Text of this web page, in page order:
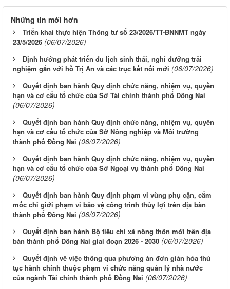
Những tin mới hơn
Triển khai thực hiện Thông tư số 23/2026/TT-BNNMT ngày
23/5/2026 (06/07/2026)
Định hướng phát triển du lịch sinh thái, nghỉ dưỡng trải
nghiệm gắn với hồ Trị An và các trục kết nối mới (06/07/2026)
Quyết định ban hành Quy định chức năng, nhiệm vụ, quyền
hạn và cơ cấu tổ chức của Sở Tài chính thành phố Đồng Nai
(06/07/2026)
Quyết định ban hành Quy định chức năng, nhiệm vụ, quyền
hạn và cơ cấu tổ chức của Sở Nông nghiệp và Môi trường
thành phố Đồng Nai (06/07/2026)
Quyết định ban hành Quy định chức năng, nhiệm vụ, quyền
hạn và cơ cấu tổ chức của Sở Ngoại vụ thành phố Đồng Nai
(06/07/2026)
Quyết định ban hành Quy định phạm vi vùng phụ cận, cắm
mốc chỉ giới phạm vi bảo vệ công trình thủy lợi trên địa bàn
thành phố Đồng Nai (06/07/2026)
Quyết định ban hành Bộ tiêu chí xã nông thôn mới trên địa
bàn thành phố Đồng Nai giai đoạn 2026 - 2030 (06/07/2026)
Quyết định về việc thông qua phương án đơn giản hóa thủ
tục hành chính thuộc phạm vi chức năng quản lý nhà nước
của ngành Tài chính thành phố Đồng Nai (06/07/2026)